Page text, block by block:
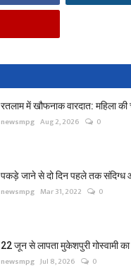
रतलाम में खौफनाक वारदात: महिला
newsmpg Aug 2, 2026 0
पकड़े जाने से दो दिन पहले तक संदिग्ध
newsmpg Mar 31, 2022 0
22 जून से लापता मुकेशपुरी गोस्वामी
newsmpg Jul 8, 2026 0